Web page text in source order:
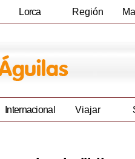
Lorca Región
Internacional Viajar